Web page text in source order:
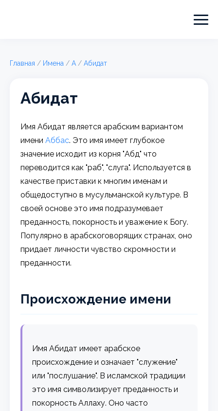
Главная / Имена / А / Абидат
Абидат
Имя Абидат является арабским вариантом
имениАббас. Это имя имеет глубокое
значение исходит из корня "Абд" что
переводится как "раб", "слуга". Используется в
качестве приставки к многим именам и
общедоступно в мусульманской культуре. В
своей основе это имя подразумевает
преданность, покорность и уважение к Богу.
Популярно в арабскоговорящих странах, оно
придает личности чувство скромности и
преданности.
Происхождение имени
Имя Абидат имеет арабское
происхождение и означает "служение"
или "послушание". В исламской традиции
это имя символизирует преданность и
покорность Аллаху. Оно часто